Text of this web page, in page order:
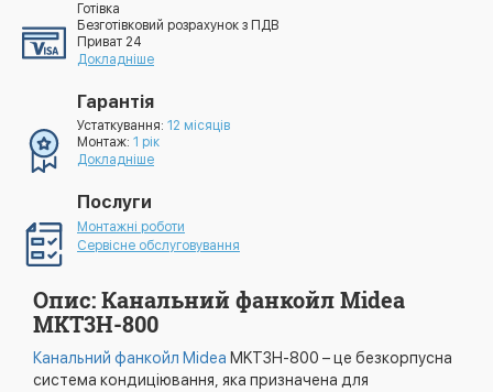
Готівка
Безготівковий розрахунок з ПДВ
Приват 24
Докладніше
Гарантія
Устаткування: 12 місяців
Монтаж: 1 рік
Докладніше
Послуги
Монтажні роботи
Сервісне обслуговування
Опис: Канальний фанкойл Midea
MKT3H-800
Канальний фанкойл Midea MKT3H-800 – це безкорпусна
система кондиціювання, яка призначена для